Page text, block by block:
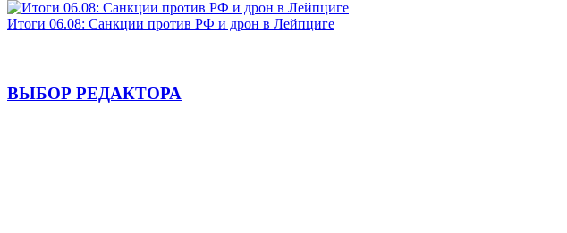
Итоги 06.08: Санкции против РФ и дрон в Лейпциге
ВЫБОР РЕДАКТОРА